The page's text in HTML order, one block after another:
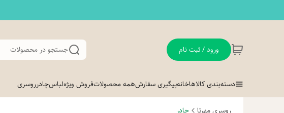
ورود / ثبت نام جستجو در محصولات
دسته‌بندی کالاهاخانهپیگیری سفارشهمه محصولاتفروش ویژهلباسچادرروسری
روسری مهرتا چادر